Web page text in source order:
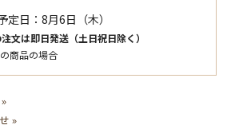
定日：8月6日（木）
文は即日発送（土日祝日除く）
商品の場合
»